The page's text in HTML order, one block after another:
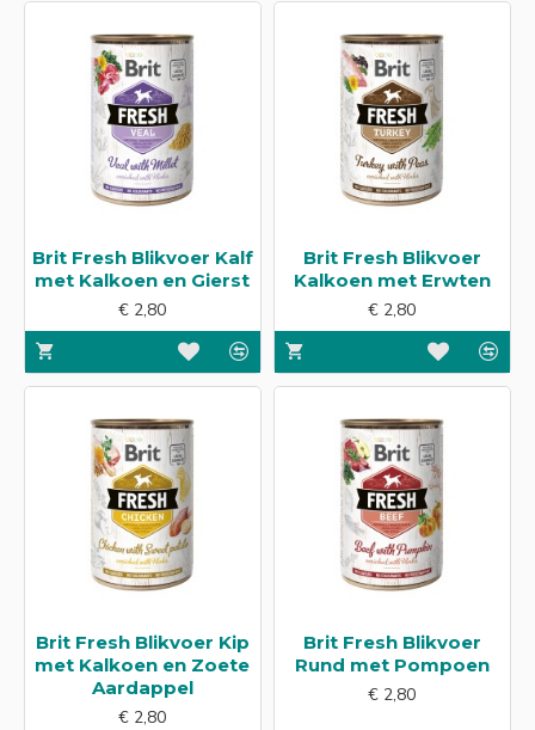
Brit Fresh Blikvoer Kalf
met Kalkoen en Gierst
€ 2,80
Brit Fresh Blikvoer
Kalkoen met Erwten
€ 2,80
Brit Fresh Blikvoer Kip
met Kalkoen en Zoete
Aardappel
€ 2,80
Brit Fresh Blikvoer
Rund met Pompoen
€ 2,80